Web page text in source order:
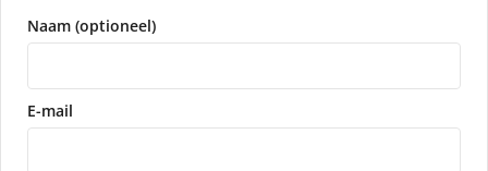
Naam (optioneel)
E-mail